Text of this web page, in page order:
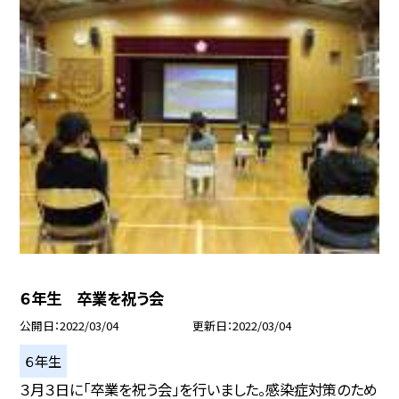
６年生 卒業を祝う会
公開日 2022/03/04 更新日 2022/03/04
６年生
３月３日に「卒業を祝う会」を行いました。感染症対策のため